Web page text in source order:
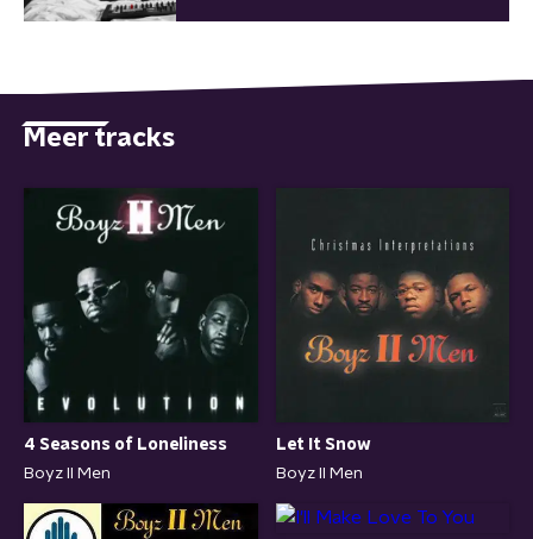
Meer tracks
4 Seasons of Loneliness
Boyz II Men
Let It Snow
Boyz II Men